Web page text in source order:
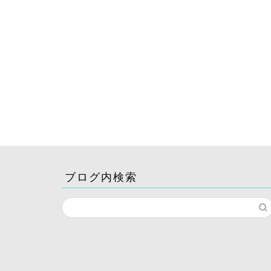
ブログ内検索